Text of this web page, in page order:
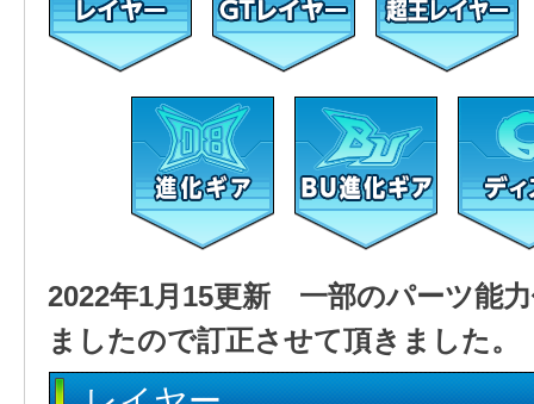
2022年1月15更新 一部のパーツ能
ましたので訂正させて頂きました。